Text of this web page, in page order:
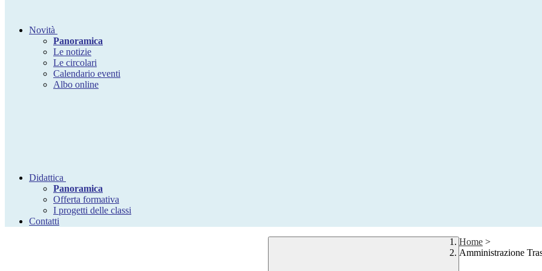
Novità
Panoramica
Le notizie
Le circolari
Calendario eventi
Albo online
Didattica
Panoramica
Offerta formativa
I progetti delle classi
Contatti
Home >
Amministrazione